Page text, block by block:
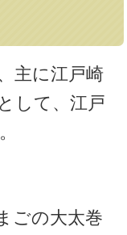
主に江戸崎
して、江戸
ごの大太巻